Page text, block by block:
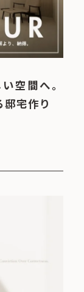
空間へ。
宅作り